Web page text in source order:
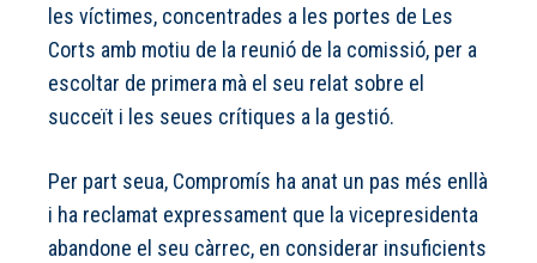
les víctimes, concentrades a les portes de Les
Corts amb motiu de la reunió de la comissió, per a
escoltar de primera mà el seu relat sobre el
succeït i les seues crítiques a la gestió.
Per part seua, Compromís ha anat un pas més enllà
i ha reclamat expressament que la vicepresidenta
abandone el seu càrrec, en considerar insuficients